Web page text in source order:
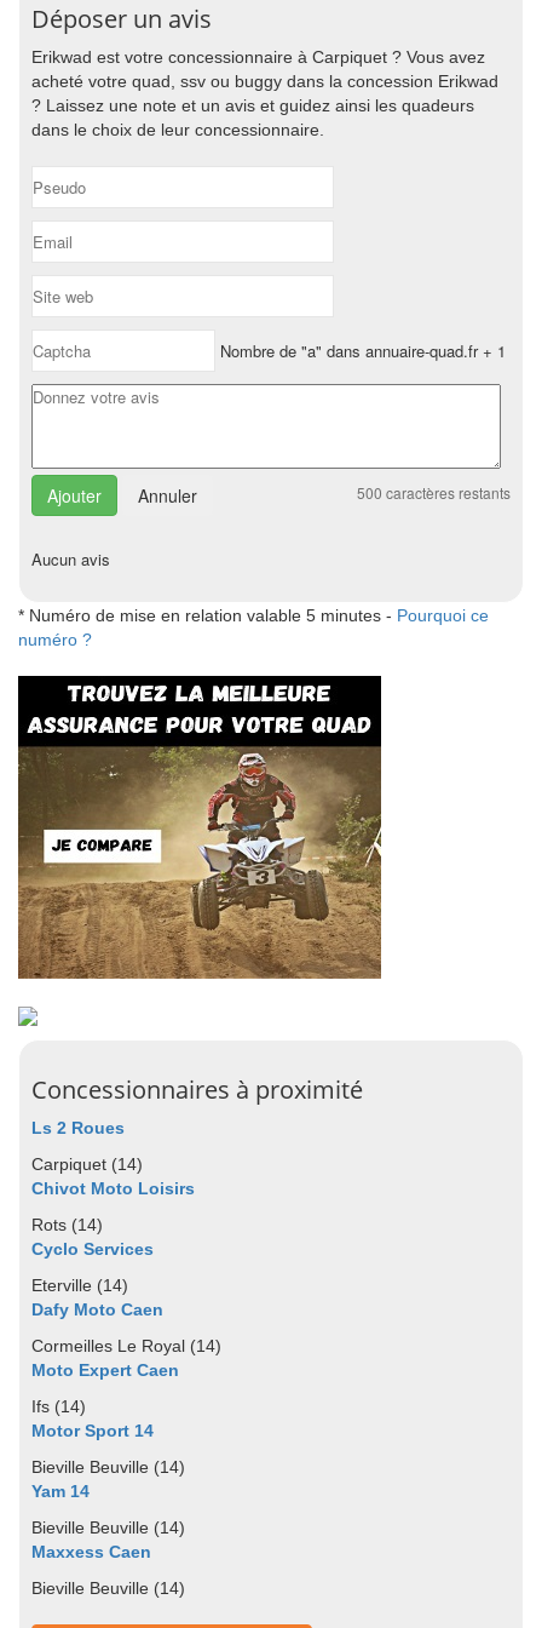
Déposer un avis
Erikwad est votre concessionnaire à Carpiquet ? Vous avez
acheté votre quad, ssv ou buggy dans la concession Erikwad
? Laissez une note et un avis et guidez ainsi les quadeurs
dans le choix de leur concessionnaire.
Nombre de "a" dans annuaire-quad.fr + 1
Annuler 500 caractères restants
Aucun avis
* Numéro de mise en relation valable 5 minutes - Pourquoi ce
numéro ?
Concessionnaires à proximité
Ls 2 Roues
Carpiquet (14)
Chivot Moto Loisirs
Rots (14)
Cyclo Services
Eterville (14)
Dafy Moto Caen
Cormeilles Le Royal (14)
Moto Expert Caen
Ifs (14)
Motor Sport 14
Bieville Beuville (14)
Yam 14
Bieville Beuville (14)
Maxxess Caen
Bieville Beuville (14)